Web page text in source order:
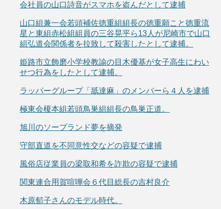
会社員の山口詩音がスマホを盗んだとして逮捕
山口組兼一会若頭補佐徳重組組長の徳重願こと徳重流
星と東組赤松組組員の三谷晃平ら13人が尼崎市で山口
組弘道会関係者を拉致して殺害したとして逮捕。
姫路市立飾磨小学校教諭の目木優基が女子高生にわい
せつ行為をしたとして逮捕。
ラッパーグループ「舐達麻」のメンバーら４人を逮捕
極東会榎本組若頭鳥巣組組長の鳥巣正道。
旭川のソープランド夢を摘発
守部直道を不同意性交などの容疑で逮捕
風俗店従業員の梁取和希を詐欺の容疑で逮捕
関東連合用賀喧嘩会６代目総長の吉村良介
木原郁子さんのモデル時代。